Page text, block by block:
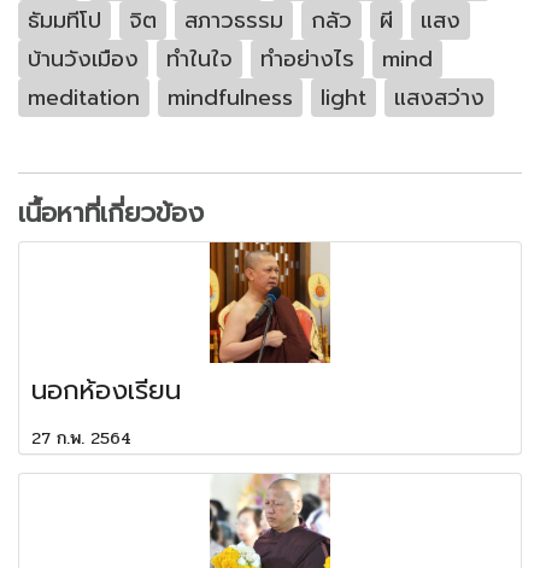
ธัมมทีโป
จิต สภาวธรรม กลัว ผี
แสง
บ้านวังเมือง
ทำในใจ ทำอย่างไร
mind
meditation
mindfulness light แสงสว่าง
เนื้อหาที่เกี่ยวข้อง
นอกห้องเรียน
27 ก.พ. 2564